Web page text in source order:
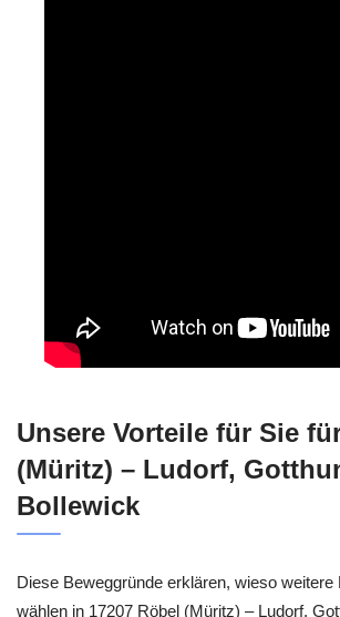
Unsere Vorteile für Sie
(Müritz) – Ludorf,
Bollewick
Diese Beweggründe erklären, wieso weitere
wählen in 17207 Röbel (Müritz) – Ludorf,